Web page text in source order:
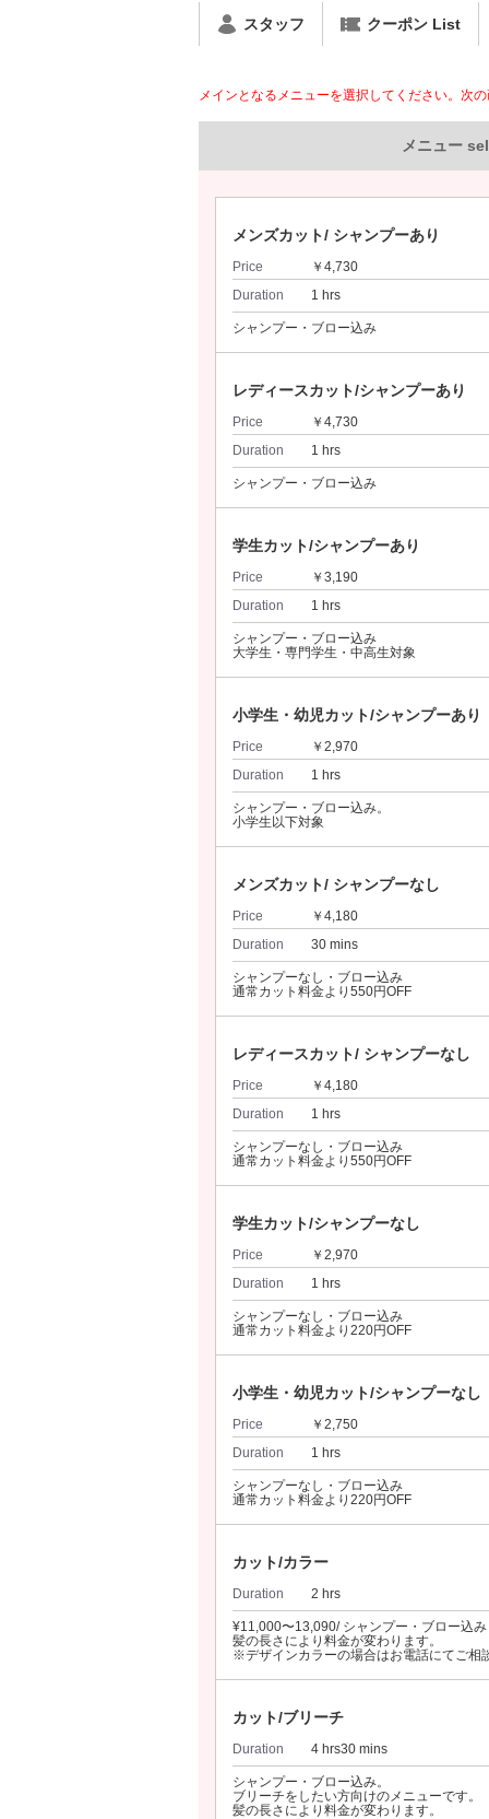
スタッフ クーポン List
メインとなるメニューを選択してください。次
メニュー
メンズカット/ シャンプーあり
Price
￥4,730
Duration
1 hrs
シャンプー・ブロー込み
レディースカット/シャンプーあり
Price
￥4,730
Duration
1 hrs
シャンプー・ブロー込み
学生カット/シャンプーあり
Price
￥3,190
Duration
1 hrs
シャンプー・ブロー込み
大学生・専門学生・中高生対象
小学生・幼児カット/シャンプーあり
Price
￥2,970
Duration
1 hrs
シャンプー・ブロー込み。
小学生以下対象
メンズカット/ シャンプーなし
Price
￥4,180
Duration
30 mins
シャンプーなし・ブロー込み
通常カット料金より550円OFF
レディースカット/ シャンプーなし
Price
￥4,180
Duration
1 hrs
シャンプーなし・ブロー込み
通常カット料金より550円OFF
学生カット/シャンプーなし
Price
￥2,970
Duration
1 hrs
シャンプーなし・ブロー込み
通常カット料金より220円OFF
小学生・幼児カット/シャンプーなし
Price
￥2,750
Duration
1 hrs
シャンプーなし・ブロー込み
通常カット料金より220円OFF
カット/カラー
Duration 2 hrs
¥11,000〜13,090/ シャンプー・ブロー込み
髪の長さにより料金が変わります。
※デザインカラーの場合はお電話にてご相
カット/ブリーチ
Duration 4 hrs30 mins
シャンプー・ブロー込み。
ブリーチをしたい方向けのメニューです。
髪の長さにより料金が変わります。